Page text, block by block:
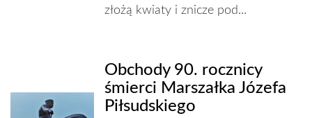
złożą kwiaty i znicze pod...
Obchody 90. rocznicy
śmierci Marszałka Józefa
Piłsudskiego